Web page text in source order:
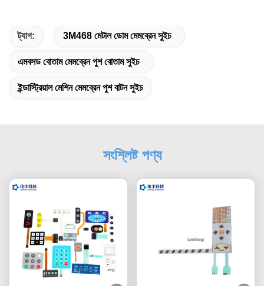
ট্যাগ: 3M468 মেটাল ডোম মেমব্রেন সুইচ
এমবসড বোতাম মেমব্রেন পুশ বোতাম সুইচ
ইন্ডাস্ট্রিয়াল মেশিন মেমব্রেন পুশ বাটন সুইচ
সংশ্লিষ্ট পণ্য